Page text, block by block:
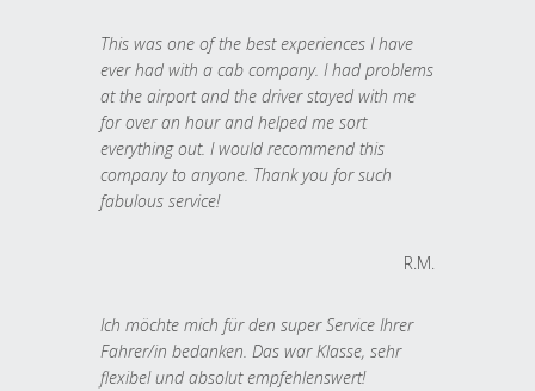
This was one of the best experiences I have
ever had with a cab company. I had problems
at the airport and the driver stayed with me
for over an hour and helped me sort
everything out. I would recommend this
company to anyone. Thank you for such
fabulous service!
R.M.
Ich möchte mich für den super Service Ihrer
Fahrer/in bedanken. Das war Klasse, sehr
flexibel und absolut empfehlenswert!